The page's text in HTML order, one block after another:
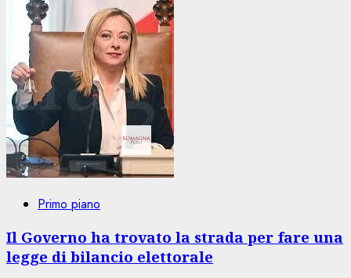
Primo piano
Il Governo ha trovato la strada per fare una
legge di bilancio elettorale